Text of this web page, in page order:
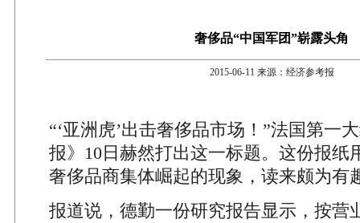
奢侈品“中国军团”崭露头角
2015-06-11 来源：经济参考报
“‘亚洲虎’出击奢侈品市场！”法国第一
报》10日赫然打出这一标题。这份报纸
奢侈品商集体崛起的现象，读来颇为有
报道说，德勤一份研究报告显示，按营